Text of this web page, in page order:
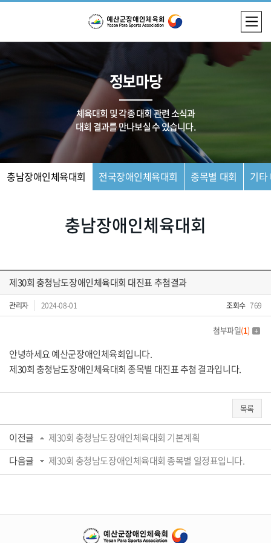
정보마당
체육대회 및 각종 대회 관련 소식과
대회 결과를 만나보실 수 있습니다.
충남장애인체육대회 전국장애인체육대회 종목별 대회 기타
충남장애인체육대회
제30회 충청남도장애인체육대회 대진표 추첨결과
관리자 2024-08-01 조회수 769
첨부파일(1)
안녕하세요 예산군장애인체육회입니다.
제30회 충청남도장애인체육대회 종목별 대진표 추첨 결과입니다.
목록
이전글
제30회 충청남도장애인체육대회 기본계획
다음글
제30회 충청남도장애인체육대회 종목별 일정표입니다.